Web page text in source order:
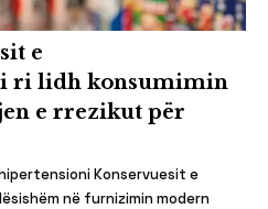
e
ri lidh konsumimin
e rrezikut për
Konservuesit e
në furnizimin modern